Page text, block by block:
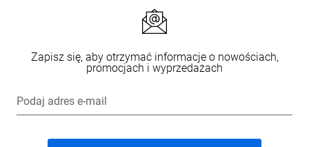
Zapisz się, aby otrzymać informacje o nowościach,
promocjach i wyprzedażach
Podaj adres e-mail